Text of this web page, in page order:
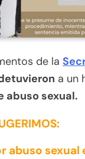
de la
a un
abuso sexual.
abuso sexual